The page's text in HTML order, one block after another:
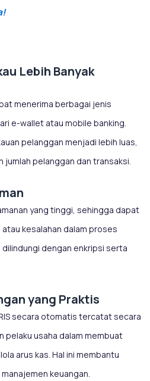
Lebih Banyak
menerima berbagai jenis
e-wallet atau mobile banking.
pelanggan menjadi lebih luas,
pelanggan dan transaksi.
yang tinggi, sehingga dapat
kesalahan dalam proses
dengan enkripsi serta
yang Praktis
secara otomatis tercatat secara
pelaku usaha dalam membuat
arus kas. Hal ini membantu
keuangan.